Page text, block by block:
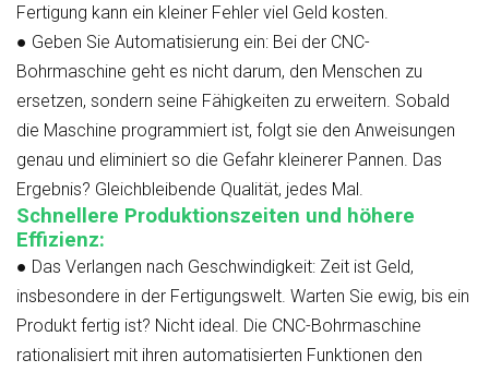
Fertigung kann ein kleiner Fehler viel Geld kosten.
● Geben Sie Automatisierung ein: Bei der CNC-
Bohrmaschine geht es nicht darum, den Menschen zu
ersetzen, sondern seine Fähigkeiten zu erweitern. Sobald
die Maschine programmiert ist, folgt sie den Anweisungen
genau und eliminiert so die Gefahr kleinerer Pannen. Das
Ergebnis? Gleichbleibende Qualität, jedes Mal.
Schnellere Produktionszeiten und höhere
Effizienz:
● Das Verlangen nach Geschwindigkeit: Zeit ist Geld,
insbesondere in der Fertigungswelt. Warten Sie ewig, bis ein
Produkt fertig ist? Nicht ideal. Die CNC-Bohrmaschine
rationalisiert mit ihren automatisierten Funktionen den